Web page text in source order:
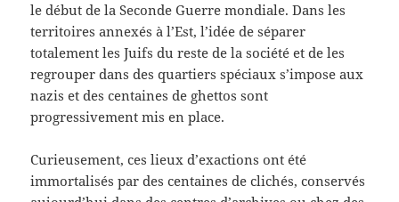
le début de la Seconde Guerre mondiale. Dans les
territoires annexés à l’Est, l’idée de séparer
totalement les Juifs du reste de la société et de les
regrouper dans des quartiers spéciaux s’impose aux
nazis et des centaines de ghettos sont
progressivement mis en place.
Curieusement, ces lieux d’exactions ont été
immortalisés par des centaines de clichés, conservés